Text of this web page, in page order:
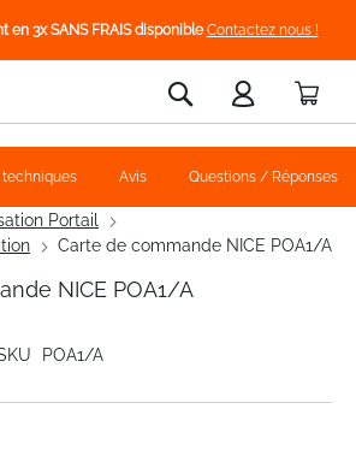
en 3x SANS FRAIS disponible Contactez nous !
Rechercher
Portail
Carte de commande NICE POA1/A
NICE POA1/A
POA1/A
techniques Avis Questions / Réponses